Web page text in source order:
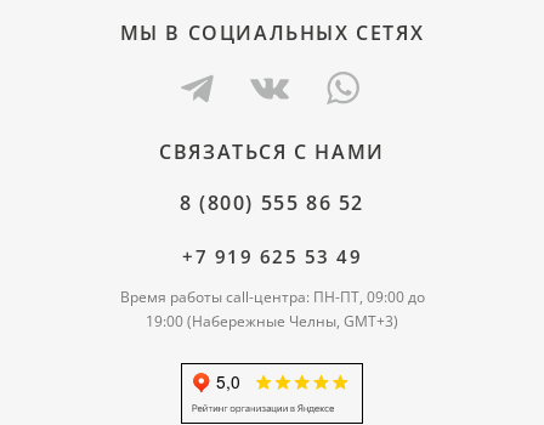
МЫ В СОЦИАЛЬНЫХ СЕТЯХ
СВЯЗАТЬСЯ С НАМИ
8 (800) 555 86 52
+7 919 625 53 49
Время работы call-центра: ПН-ПТ, 09:00 до
19:00 (Набережные Челны, GMT+3)